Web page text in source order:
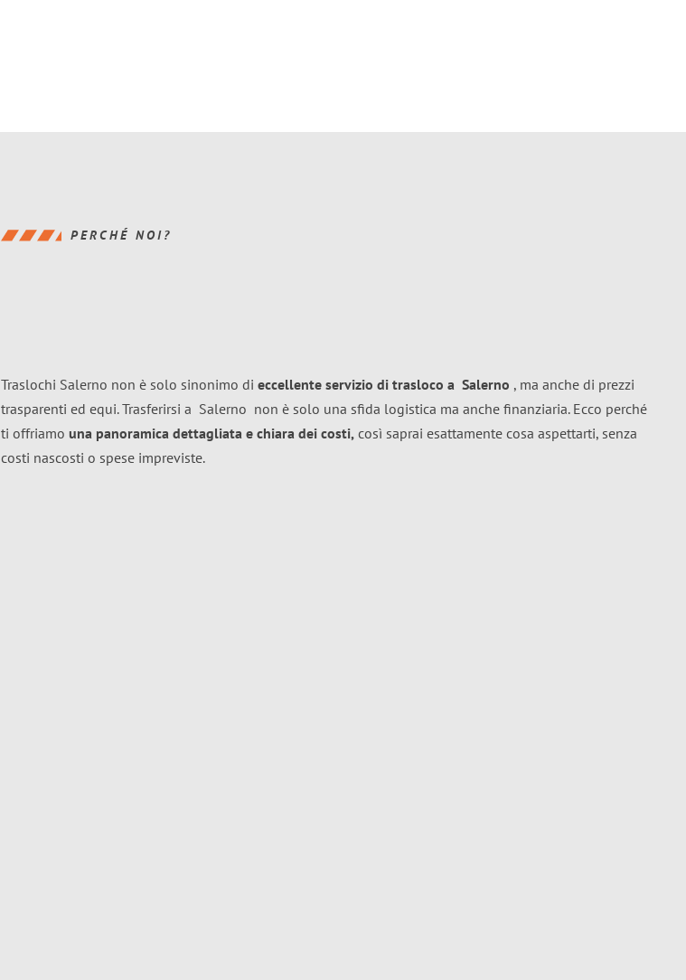
PERCHÉ NOI?
Traslochi Salerno non è solo sinonimo di eccellente servizio di trasloco a Salerno , ma anche di prezzi
trasparenti ed equi. Trasferirsi a Salerno non è solo una sfida logistica ma anche finanziaria. Ecco perché
ti offriamo una panoramica dettagliata e chiara dei costi, così saprai esattamente cosa aspettarti, senza
costi nascosti o spese impreviste.